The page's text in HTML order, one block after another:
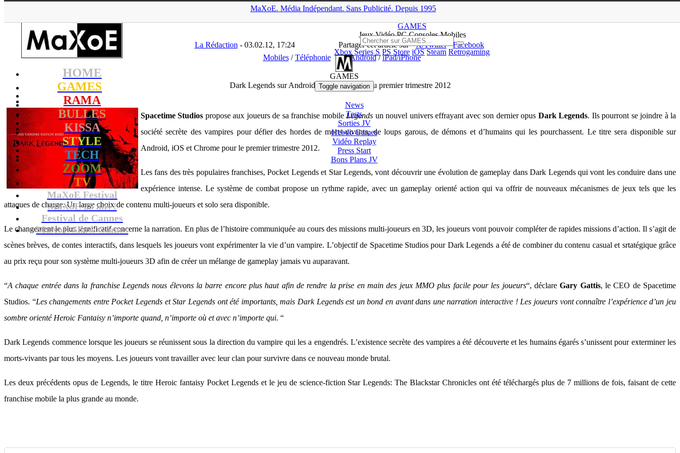
MaXoE. Média Indépendant. Sans Publicité. Depuis 1995
HOME
GAMES
RAMA
BULLES
KISSA
STYLE
TECH
ZOOM
TV
MaXoE Festival
MaXoE 25 ans !
Festival de Cannes
MaXoE Show Games
GAMES
JeuxVidéoPC Consoles Mobiles
Xbox Series S PS Store iOS Steam Retrogaming
GAMES
Toggle navigation
News
Tests
SortiesJV
Hebdo Games
Vidéo Replay
Press Start
Bons PlansJV
▲
La Rédaction - 03.02.12, 17:24 Partager cet article sur X/Twitter
Facebook
Mobiles/Téléphonie Androïd/iPad/iPhone
Dark Legends sur Android, iOS et Chrome au premier trimestre 2012
Spacetime Studios propose aux joueurs de sa franchise mobileLegends un nouvel univers effrayant avec son dernier opus Dark Legends. Ils pourront se joindre à la
société secrète des vampires pour défier des hordes de morts-vivants, de loups garous, de démons et d’humains qui les pourchassent. Le titre sera disponible sur
Android, iOS et Chrome pour le premier trimestre 2012.
Les fans des très populaires franchises, Pocket Legends et Star Legends, vont découvrir une évolution de gameplay dans Dark Legends qui vont les conduire dans une
expérience intense. Le système de combat propose un rythme rapide, avec un gameplay orienté action qui va offrir de nouveaux mécanismes de jeux tels que les
attaques de charge. Un large choix de contenu multi-joueurs et solo sera disponible.
Le changement le plus significatif concerne la narration. En plus de l’histoire communiquée au cours des missions multi-joueurs en 3D, les joueurs vont pouvoir compléter de rapides missions d’action. Il s’agit de
scènes brèves, de contes interactifs, dans lesquels les joueurs vont expérimenter la vie d’un vampire. L’objectif de Spacetime Studios pour Dark Legends a été de combiner du contenu casual et srtatégique grâce
au prix reçu pour son système multi-joueurs 3D afin de créer un mélange de gameplay jamais vu auparavant.
“A chaque entrée dans la franchise Legends nous élevons la barre encore plus haut afin de rendre la prise en main des jeux MMO plus facile pour les joueurs“, déclareGary Gattis, le CEO de Spacetime
Studios. “Les changements entre Pocket Legends et Star Legends ont été importants, mais Dark Legends est un bond en avant dans une narration interactive ! Les joueurs vont connaître l’expérience d’un jeu
sombre orienté Heroic Fantaisy n’importe quand, n’importe où et avec n’importe qui. “
Dark Legends commence lorsque les joueurs se réunissent sous la direction du vampire qui les a engendrés. L’existence secrète des vampires a été découverte et les humains égarés s’unissent pour exterminer les
morts-vivants par tous les moyens. Les joueurs vont travailler avec leur clan pour survivre dans ce nouveau monde brutal.
Les deux précédents opus de Legends, le titre Heroic fantaisy Pocket Legends et le jeu de science-fiction Star Legends: The Blackstar Chronicles ont été téléchargés plus de 7 millions de fois, faisant de cette
franchise mobile la plus grande au monde.